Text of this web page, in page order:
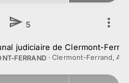
5
judiciaire de Clermont-
FERRAND·Clermont-Ferrand,